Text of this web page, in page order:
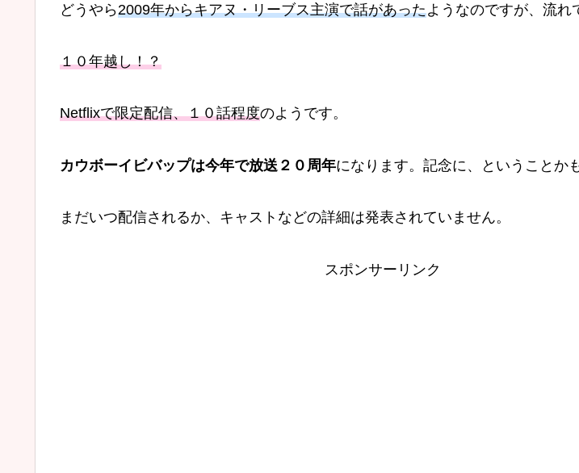
どうやら2009年からキアヌ・リーブス主演で話があったようなのですが、流れ
１０年越し！？
Netflixで限定配信、１０話程度のようです。
カウボーイビバップは今年で放送２０周年になります。記念に、ということか
まだいつ配信されるか、キャストなどの詳細は発表されていません。
スポンサーリンク